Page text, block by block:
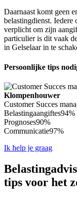
Daarnaast komt geen
belastingdienst. Iedere
verplicht om zijn
particulier is dit vaak
in Gelselaar in te
Persoonlijke tips
Klompenhouwer
Customer Succes
Belastingaangiftes94%
Prognoses90%
Communicatie97%
Ik help je graag
tips voor het